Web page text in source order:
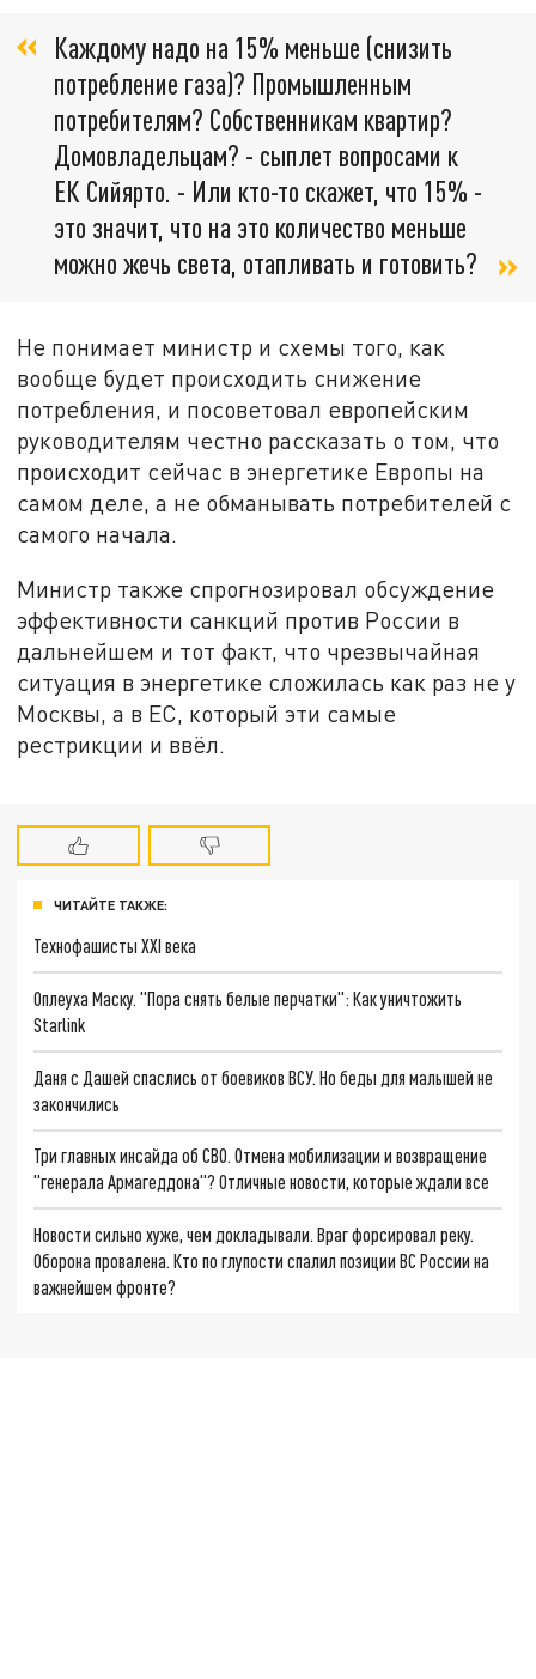
Каждому надо на 15% меньше (снизить
потребление газа)? Промышленным
потребителям? Собственникам квартир?
Домовладельцам? - сыплет вопросами к
ЕК Сийярто. - Или кто-то скажет, что 15% -
это значит, что на это количество меньше
можно жечь света, отапливать и готовить?
Не понимает министр и схемы того, как
вообще будет происходить снижение
потребления, и посоветовал европейским
руководителям честно рассказать о том, что
происходит сейчас в энергетике Европы на
самом деле, а не обманывать потребителей с
самого начала.
Министр также спрогнозировал обсуждение
эффективности санкций против России в
дальнейшем и тот факт, что чрезвычайная
ситуация в энергетике сложилась как раз не у
Москвы, а в ЕС, который эти самые
рестрикции и ввёл.
ЧИТАЙТЕ ТАКЖЕ:
Технофашисты XXI века
Оплеуха Маску. "Пора снять белые перчатки": Как уничтожить
Starlink
Даня с Дашей спаслись от боевиков ВСУ. Но беды для малышей не
закончились
Три главных инсайда об СВО. Отмена мобилизации и возвращение
"генерала Армагеддона"? Отличные новости, которые ждали все
Новости сильно хуже, чем докладывали. Враг форсировал реку.
Оборона провалена. Кто по глупости спалил позиции ВС России на
важнейшем фронте?